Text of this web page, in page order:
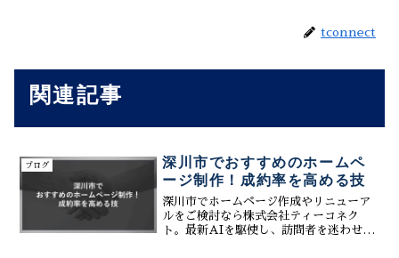
tconnect
関連記事
ブログ
深川市でおすすめのホームペ
ージ制作！成約率を高める技
深川市でホームページ作成やリニューア
ルをご検討なら株式会社ティーコネク
ト。最新AIを駆使し、訪問者を迷わせず